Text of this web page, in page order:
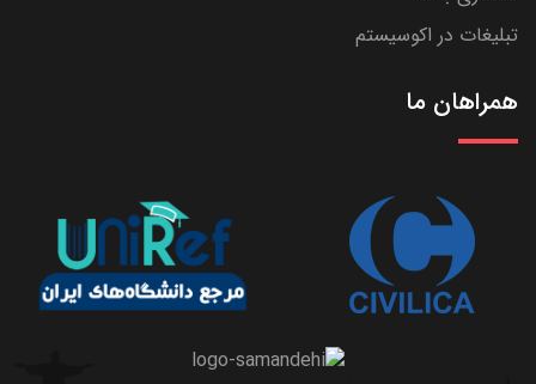
تبلیغات در اکوسیستم
همراهان ما